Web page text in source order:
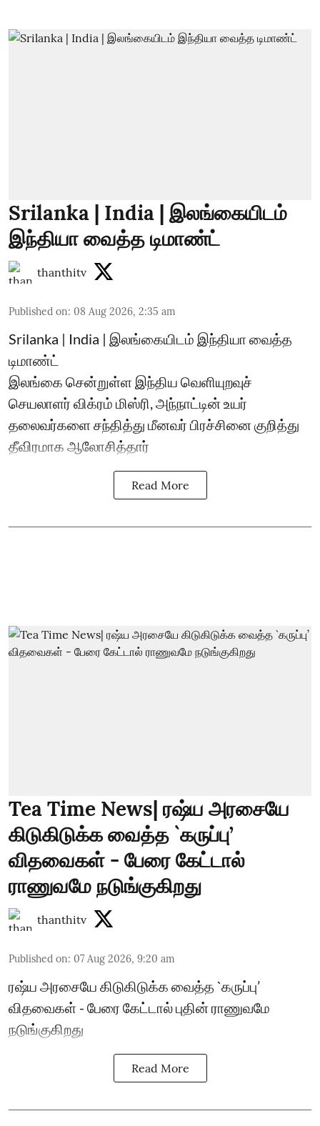
Srilanka | India | இலங்கையிடம்
இந்தியா வைத்த டிமாண்ட்
thanthitv
Published on: 08 Aug 2026, 2:35 am
Srilanka | India | இலங்கையிடம் இந்தியா வைத்த
டிமாண்ட்
இலங்கை சென்றுள்ள இந்திய வெளியுறவுச்
செயலாளர் விக்ரம் மிஸ்ரி, அந்நாட்டின் உயர்
தலைவர்களை சந்தித்து மீனவர் பிரச்சினை குறித்து
தீவிரமாக ஆலோசித்தார்
Read More
Tea Time News| ரஷ்ய அரசையே
கிடுகிடுக்க வைத்த `கருப்பு’
விதவைகள் - பேரை கேட்டால்
ராணுவமே நடுங்குகிறது
thanthitv
Published on: 07 Aug 2026, 9:20 am
ரஷ்ய அரசையே கிடுகிடுக்க வைத்த `கருப்பு’
விதவைகள் - பேரை கேட்டால் புதின் ராணுவமே
நடுங்குகிறது
Read More